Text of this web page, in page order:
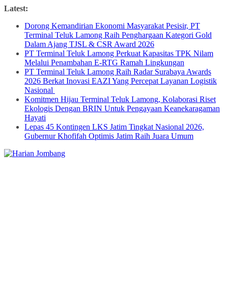
Skip
content
Latest:
Dorong Kemandirian Ekonomi Masyarakat Pesisir, PT
Terminal Teluk Lamong Raih Penghargaan Kategori Gold
Dalam Ajang TJSL & CSR Award 2026
PT Terminal Teluk Lamong Perkuat Kapasitas TPK Nilam
Melalui Penambahan E-RTG Ramah Lingkungan
PT Terminal Teluk Lamong Raih Radar Surabaya Awards
2026 Berkat Inovasi EAZI Yang Percepat Layanan Logistik
Nasional
Komitmen Hijau Terminal Teluk Lamong, Kolaborasi Riset
Ekologis Dengan BRIN Untuk Pengayaan Keanekaragaman
Hayati
Lepas 45 Kontingen LKS Jatim Tingkat Nasional 2026,
Gubernur Khofifah Optimis Jatim Raih Juara Umum